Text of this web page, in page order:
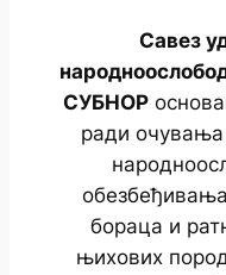
Савез
СУБНОР
ради
бораца и
њихових